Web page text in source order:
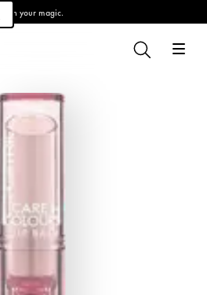
Own your magic.